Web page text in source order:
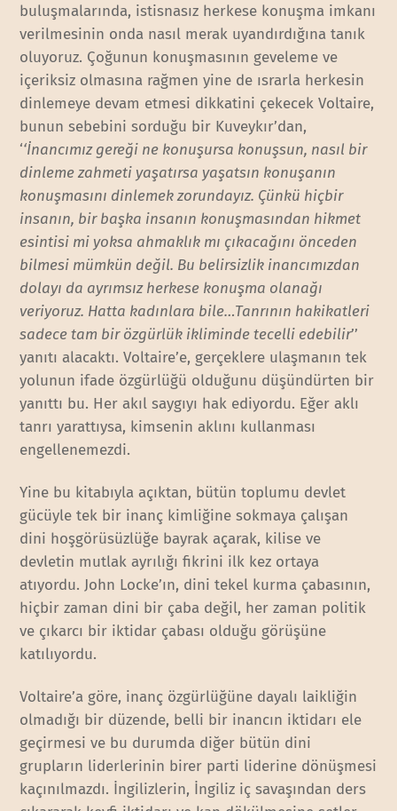
buluşmalarında, istisnasız herkese konuşma imkanı
verilmesinin onda nasıl merak uyandırdığına tanık
oluyoruz. Çoğunun konuşmasının geveleme ve
içeriksiz olmasına rağmen yine de ısrarla herkesin
dinlemeye devam etmesi dikkatini çekecek Voltaire,
bunun sebebini sorduğu bir Kuveykır’dan,
‘‘İnancımız gereği ne konuşursa konuşsun, nasıl bir
dinleme zahmeti yaşatırsa yaşatsın konuşanın
konuşmasını dinlemek zorundayız. Çünkü hiçbir
insanın, bir başka insanın konuşmasından hikmet
esintisi mi yoksa ahmaklık mı çıkacağını önceden
bilmesi mümkün değil. Bu belirsizlik inancımızdan
dolayı da ayrımsız herkese konuşma olanağı
veriyoruz. Hatta kadınlara bile…Tanrının hakikatleri
sadece tam bir özgürlük ikliminde tecelli edebilir’’
yanıtı alacaktı. Voltaire’e, gerçeklere ulaşmanın tek
yolunun ifade özgürlüğü olduğunu düşündürten bir
yanıttı bu. Her akıl saygıyı hak ediyordu. Eğer aklı
tanrı yarattıysa, kimsenin aklını kullanması
engellenemezdi.
Yine bu kitabıyla açıktan, bütün toplumu devlet
gücüyle tek bir inanç kimliğine sokmaya çalışan
dini hoşgörüsüzlüğe bayrak açarak, kilise ve
devletin mutlak ayrılığı fikrini ilk kez ortaya
atıyordu. John Locke’ın, dini tekel kurma çabasının,
hiçbir zaman dini bir çaba değil, her zaman politik
ve çıkarcı bir iktidar çabası olduğu görüşüne
katılıyordu.
Voltaire’a göre, inanç özgürlüğüne dayalı laikliğin
olmadığı bir düzende, belli bir inancın iktidarı ele
geçirmesi ve bu durumda diğer bütün dini
grupların liderlerinin birer parti liderine dönüşmesi
kaçınılmazdı. İngilizlerin, İngiliz iç savaşından ders